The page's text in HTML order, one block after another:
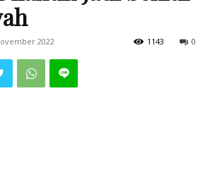
2022 0
1143